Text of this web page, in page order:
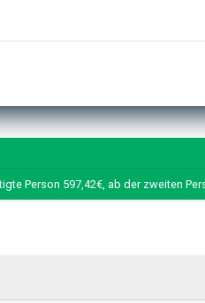
Person 597,42€, ab der zweiten